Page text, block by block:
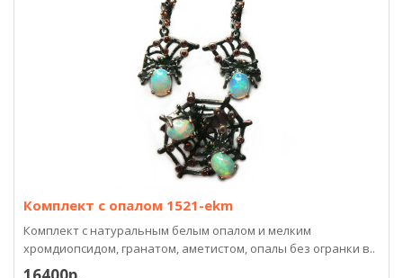
Комплект с опалом 1521-ekm
Комплект с натуральным белым опалом и мелким
хромдиопсидом, гранатом, аметистом, опалы без огранки в..